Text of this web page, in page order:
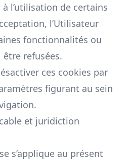
l’utilisation de certains
l’Utilisateur
fonctionnalités ou
refusées.
ces cookies par
figurant au sein
et juridiction
s’applique au présent